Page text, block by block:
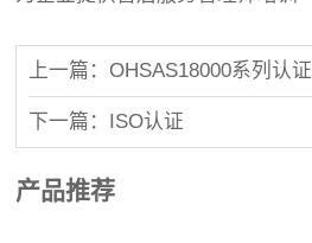
上一篇：OHSAS18000系列认证
下一篇：ISO认证
产品推荐